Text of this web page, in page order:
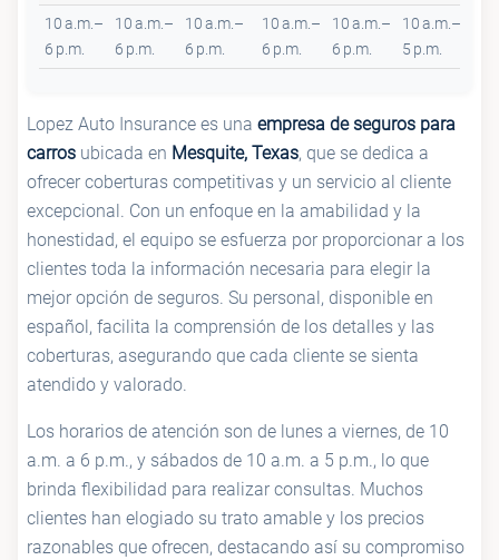
10 a.m.–
6 p.m.
10 a.m.–
6 p.m.
10 a.m.–
6 p.m.
10 a.m.–
6 p.m.
10 a.m.–
6 p.m.
10 a.m.–
5 p.m.
Lopez Auto Insurance es una empresa de seguros para
carros ubicada en Mesquite, Texas, que se dedica a
ofrecer coberturas competitivas y un servicio al cliente
excepcional. Con un enfoque en la amabilidad y la
honestidad, el equipo se esfuerza por proporcionar a los
clientes toda la información necesaria para elegir la
mejor opción de seguros. Su personal, disponible en
español, facilita la comprensión de los detalles y las
coberturas, asegurando que cada cliente se sienta
atendido y valorado.
Los horarios de atención son de lunes a viernes, de 10
a.m. a 6 p.m., y sábados de 10 a.m. a 5 p.m., lo que
brinda flexibilidad para realizar consultas. Muchos
clientes han elogiado su trato amable y los precios
razonables que ofrecen, destacando así su compromiso